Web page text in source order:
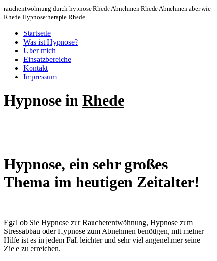
rauchentwöhnung durch hypnose Rhede Abnehmen Rhede Abnehmen aber wie
Rhede Hypnosetherapie Rhede
Startseite
Was ist Hypnose?
Über mich
Einsatzbereiche
Kontakt
Impressum
Hypnose in Rhede
Hypnose, ein sehr großes
Thema im heutigen Zeitalter!
Egal ob Sie Hypnose zur Raucherentwöhnung, Hypnose zum
Stressabbau oder Hypnose zum Abnehmen benötigen, mit meiner
Hilfe ist es in jedem Fall leichter und sehr viel angenehmer seine
Ziele zu erreichen.